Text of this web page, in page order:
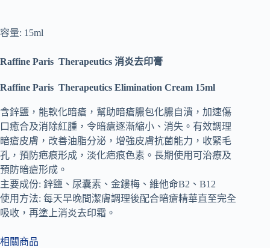
容量: 15ml
Raffine Paris Therapeutics 消炎去印膏
Raffine Paris Therapeutics Elimination Cream 15ml
含鋅鹽，能軟化暗瘡，幫助暗瘡膿包化膿自潰，加速傷
口癒合及消除紅腫，令暗瘡逐漸縮小、消失。有效調理
暗瘡皮膚，改善油脂分泌，增強皮膚抗菌能力，收緊毛
孔，預防疤痕形成，淡化疤痕色素。長期使用可治療及
預防暗瘡形成。
主要成份: 鋅鹽、尿囊素、金鏤梅、維他命B2、B12
使用方法: 每天早晚間潔膚調理後配合暗瘡精華直至完全
吸收，再塗上消炎去印霜。
相關商品